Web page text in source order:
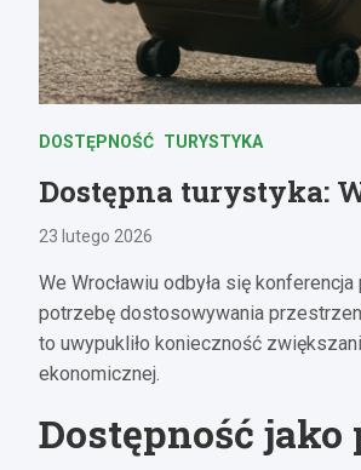
DOSTĘPNOŚĆ TURYSTYKA
Dostępna turystyka:
23 lutego 2026
We Wrocławiu odbyła się
potrzebę dostosowywania
to uwypukliło konieczność
ekonomicznej.
Dostępność